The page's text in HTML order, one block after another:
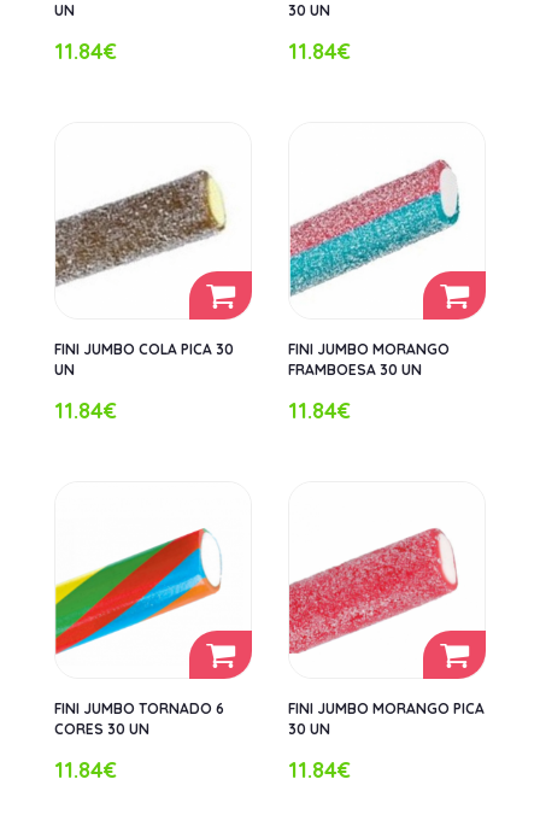
UN
11.84€
30 UN
11.84€
FINI JUMBO COLA PICA 30
UN
11.84€
FINI JUMBO MORANGO
FRAMBOESA 30 UN
11.84€
FINI JUMBO TORNADO 6
CORES 30 UN
11.84€
FINI JUMBO MORANGO PICA
30 UN
11.84€